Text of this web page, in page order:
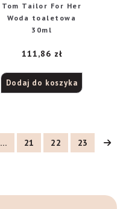
Tom Tailor For Her
Woda toaletowa
30ml
111,86 zł
Dodaj do koszyka
… 21 22 23